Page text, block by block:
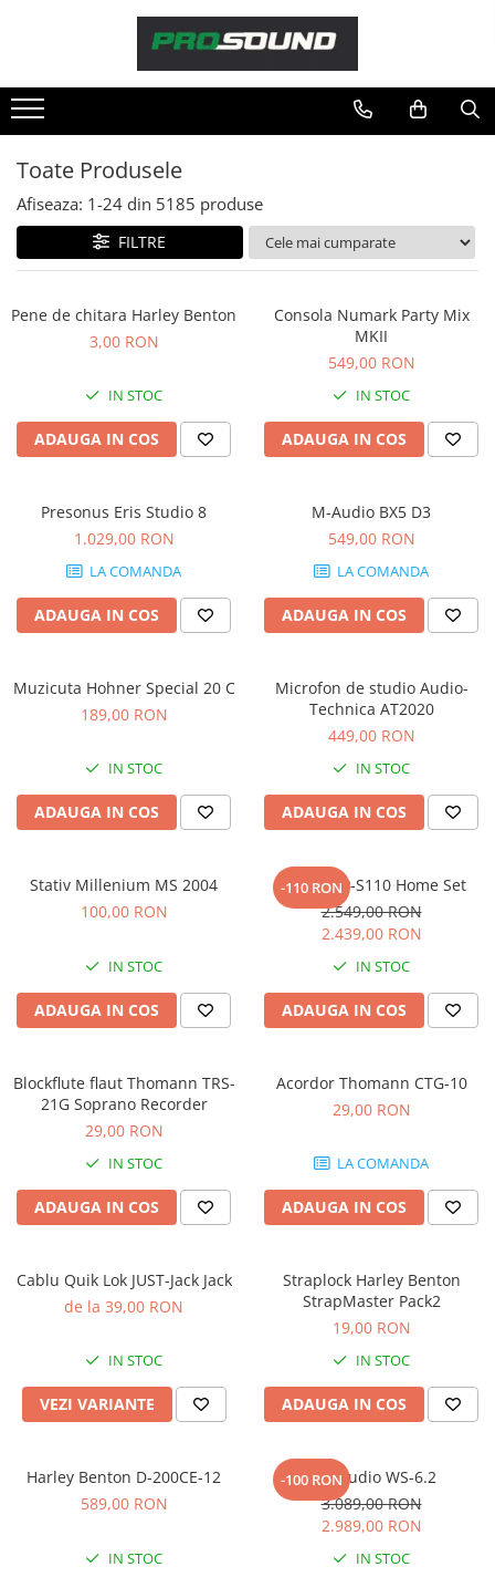
Sonorizare / PA
Adaptoare phantom
Adresare publica 100V
Amplificatoare Audio
Boxe Audio
Mixere audio
Monitorizare In-Ear
Procesoare si efecte
Power Conditioner
Unelte Audio
Microfoane
Accesorii de microfoane
Microfoane de broadcast
Microfoane de instrumente
Microfoane de studio
Microfoane de Suprafata
Microfoane lavaliera si headset
Microfoane podcast, USB, iOS /
Microfoane pt Camere Video
Microfoane pt instalatii si
conferinta
Microfoane stereo
Microfoane Suspendabile
Microfoane wireless si sisteme
Stative de microfon
Studio si inregistrari
Accesorii de microfoane
Accesorii echipamente de studio
Clape MIDI
Convertoare AD/DA
Microfoane de studio
Toate Produsele
Afiseaza: 1-24 din 5185 produse
FILTRE
Pene de chitara Harley Benton
3,00 RON
IN STOC
ADAUGA IN COS
Consola Numark Party Mix
MKII
549,00 RON
IN STOC
ADAUGA IN COS
Presonus Eris Studio 8
1.029,00 RON
LA COMANDA
ADAUGA IN COS
M-Audio BX5 D3
549,00 RON
LA COMANDA
ADAUGA IN COS
Muzicuta Hohner Special 20 C
189,00 RON
IN STOC
ADAUGA IN COS
Microfon de studio Audio-
Technica AT2020
449,00 RON
IN STOC
ADAUGA IN COS
Stativ Millenium MS 2004
100,00 RON
IN STOC
ADAUGA IN COS
-110 RON
Casio CDP-S110 Home Set
2.549,00 RON
2.439,00 RON
IN STOC
ADAUGA IN COS
Blockflute flaut Thomann TRS-
21G Soprano Recorder
29,00 RON
IN STOC
ADAUGA IN COS
Acordor Thomann CTG-10
29,00 RON
LA COMANDA
ADAUGA IN COS
Cablu Quik Lok JUST-Jack Jack
de la 39,00 RON
IN STOC
VEZI VARIANTE
Straplock Harley Benton
StrapMaster Pack2
19,00 RON
IN STOC
ADAUGA IN COS
Harley Benton D-200CE-12
589,00 RON
IN STOC
-100 RON
Kali Audio WS-6.2
3.089,00 RON
2.989,00 RON
IN STOC